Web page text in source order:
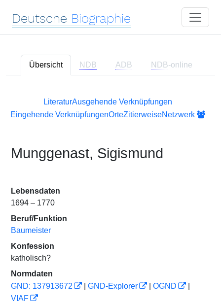
Deutsche Biographie
Übersicht NDB ADB NDB-online
LiteraturAusgehende Verknüpfungen
Eingehende VerknüpfungenOrteZitierweiseNetzwerk
Munggenast, Sigismund
Lebensdaten
1694 – 1770
Beruf/Funktion
Baumeister
Konfession
katholisch?
Normdaten
GND: 137913672
GND-Explorer OGND
VIAF